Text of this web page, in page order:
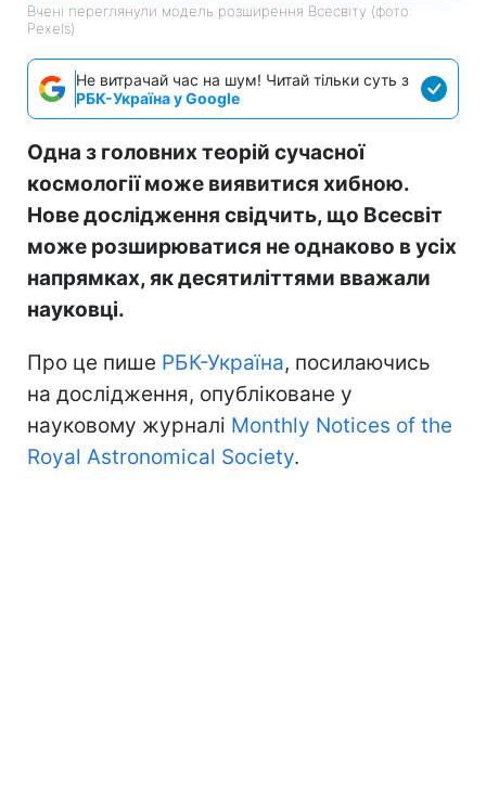
Вчені переглянули модель розширення Всесвіту (фото:
Pexels)
Не витрачай час на шум! Читай тільки суть з
РБК-Україна у Google
Одна з головних теорій сучасної
космології може виявитися хибною.
Нове дослідження свідчить, що Всесвіт
може розширюватися не однаково в усіх
напрямках, як десятиліттями вважали
науковці.
Про це пише РБК-Україна, посилаючись
на дослідження, опубліковане у
науковому журналі Monthly Notices of the
Royal Astronomical Society.